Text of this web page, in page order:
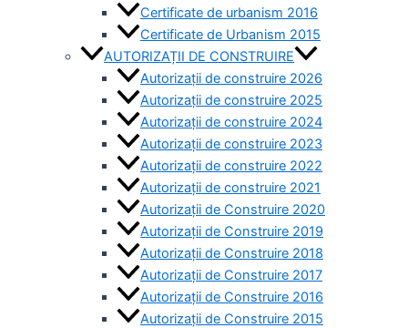
Certificate de urbanism 2016
Certificate de Urbanism 2015
AUTORIZAȚII DE CONSTRUIRE
Autorizații de construire 2026
Autorizații de construire 2025
Autorizații de construire 2024
Autorizații de construire 2023
Autorizații de construire 2022
Autorizații de construire 2021
Autorizații de Construire 2020
Autorizații de Construire 2019
Autorizaţii de Construire 2018
Autorizaţii de Construire 2017
Autorizaţii de Construire 2016
Autorizaţii de Construire 2015